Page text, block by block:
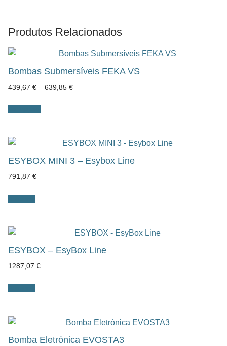
Produtos Relacionados
Bombas Submersíveis FEKA VS
439,67 € – 639,85 €Price
ESYBOX MINI 3 – Esybox Line
791,87 €
ESYBOX – EsyBox Line
1287,07 €
Bomba Eletrónica EVOSTA3